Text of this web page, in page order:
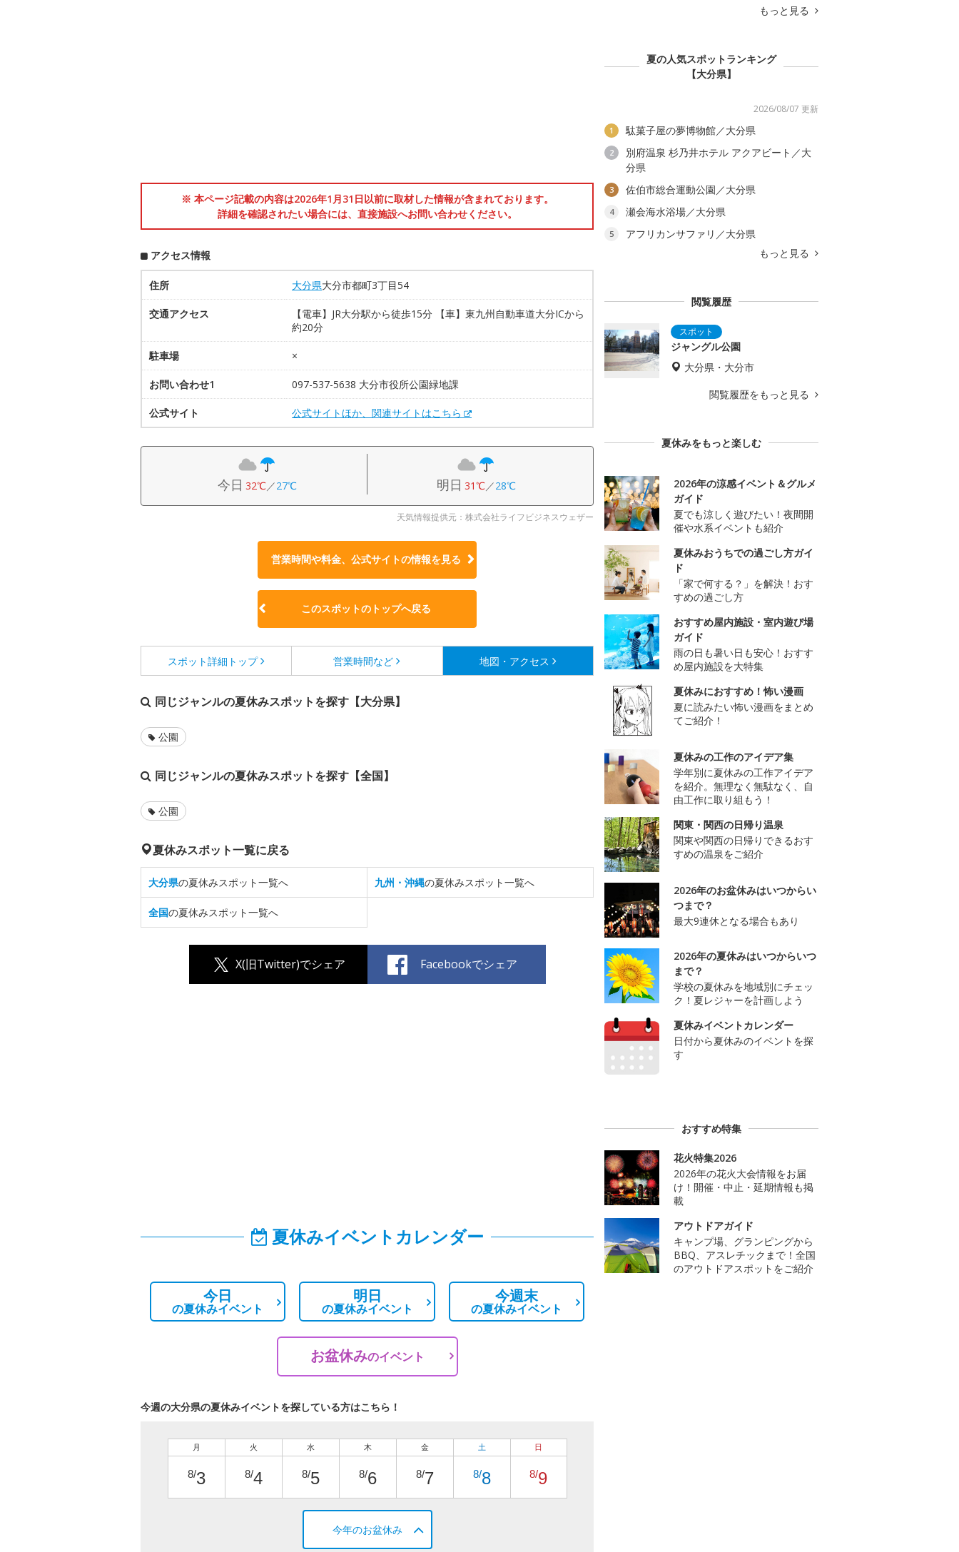
※ 本ページ記載の内容は2026年1月31日以前に取材した情報が含まれております。
詳細を確認されたい場合には、直接施設へお問い合わせください。
アクセス情報
住所 大分県大分市都町3丁目54
交通アクセス
【電車】JR大分駅から徒歩15分 【車】東九州自動車道大分ICから
約20分
駐車場 ×
お問い合わせ1 097-537-5638 大分市役所公園緑地課
公式サイト 公式サイトほか、関連サイトはこちら
今日 32℃／27℃ 明日 31℃／28℃
天気情報提供元：株式会社ライフビジネスウェザー
営業時間や料金、公式サイトの情報を見る
このスポットのトップへ戻る
スポット詳細 トップ 営業時間など 地図・アクセス
同じジャンルの夏休みスポットを探す【大分県】
公園
同じジャンルの夏休みスポットを探す【全国】
公園
夏休みスポット一覧に戻る
大分県の夏休みスポット一覧へ 九州・沖縄の夏休みスポット一覧へ
全国の夏休みスポット一覧へ
X(旧Twitter)でシェア Facebookでシェア
夏休みイベントカレンダー
今日
の夏休みイベント
明日
の夏休みイベント
今週末
の夏休みイベント
お盆休みのイベント
今週の大分県の夏休みイベントを探している方はこちら！
月
8/3
火
8/4
水
8/5
木
8/6
金
8/7
土
8/8
日
8/9
今年のお盆休み
もっと見る
夏の人気スポットランキング
【大分県】
2026/08/07 更新
1 駄菓子屋の夢博物館／大分県
2
別府温泉 杉乃井ホテル アクアビート／大
分県
3 佐伯市総合運動公園／大分県
4 瀬会海水浴場／大分県
5
アフリカンサファリ／大分県
もっと見る
閲覧履歴
ジャングル公園
大分県・大分市
閲覧履歴をもっと見る
夏休みをもっと楽しむ
2026年の涼感イベント＆グルメ
ガイド
夏でも涼しく遊びたい！夜間開
催や水系イベントも紹介
夏休みおうちでの過ごし方ガイ
ド
「家で何する？」を解決！おす
すめの過ごし方
おすすめ屋内施設・室内遊び場
ガイド
雨の日も暑い日も安心！おすす
め屋内施設を大特集
夏休みにおすすめ！怖い漫画
夏に読みたい怖い漫画をまとめ
てご紹介！
夏休みの工作のアイデア集
学年別に夏休みの工作アイデア
を紹介。無理なく無駄なく、自
由工作に取り組もう！
関東・関西の日帰り温泉
関東や関西の日帰りできるおす
すめの温泉をご紹介
2026年のお盆休みはいつからい
つまで？
最大9連休となる場合もあり
2026年の夏休みはいつからいつ
まで？
学校の夏休みを地域別にチェッ
ク！夏レジャーを計画しよう
夏休みイベントカレンダー
日付から夏休みのイベントを探
す
おすすめ特集
花火特集2026
2026年の花火大会情報をお届
け！開催・中止・延期情報も掲
載
アウトドアガイド
キャンプ場、グランピングから
BBQ、アスレチックまで！全国
のアウトドアスポットをご紹介